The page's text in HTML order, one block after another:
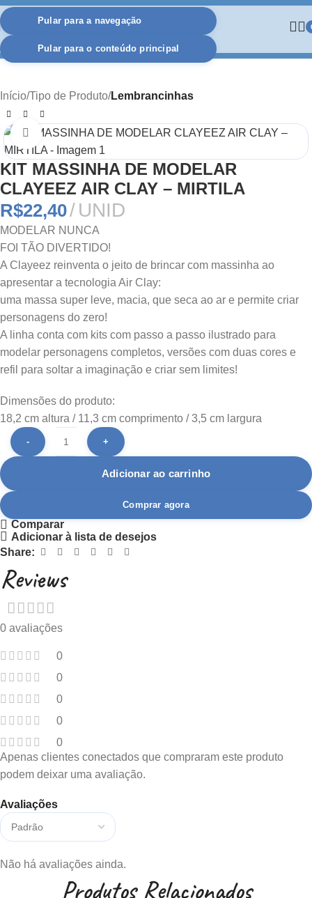
Pular para a navegação
Pular para o conteúdo principal
Início Tipo de Produto Lembrancinhas
Clique para ampliar
KIT MASSINHA DE MODELAR
CLAYEEZ AIR CLAY – MIRTILA
R$22,40 UNID
MODELAR NUNCA
FOI TÃO DIVERTIDO!
A Clayeez reinventa o jeito de brincar com massinha ao
apresentar a tecnologia Air Clay:
uma massa super leve, macia, que seca ao ar e permite criar
personagens do zero!
A linha conta com kits com passo a passo ilustrado para
modelar personagens completos, versões com duas cores e
refil para soltar a imaginação e criar sem limites!
Dimensões do produto:
18,2 cm altura / 11,3 cm comprimento / 3,5 cm largura
Adicionar ao carrinho
Comprar agora
Comparar
Adicionar à lista de desejos
Share:
Reviews
0 avaliações
0
0
0
0
0
Avaliações
Não há avaliações ainda.
Apenas clientes conectados que compraram este produto
podem deixar uma avaliação.
Produtos Relacionados